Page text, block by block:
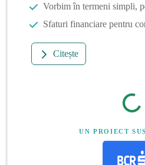
Vorbim în termeni simpli,
Sfaturi financiare pentru
Citește
UN PROIECT